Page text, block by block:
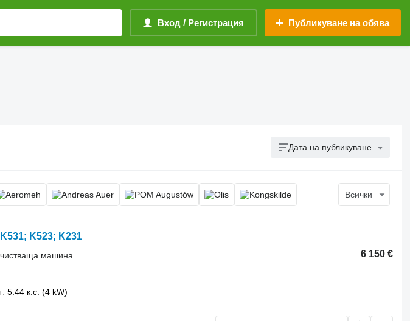
Вход / Регистрация Публикуване на обява
Дата на публикуване
Всички
K523; K231
6 150 €
машина
5.44 к.с. (4 kW)